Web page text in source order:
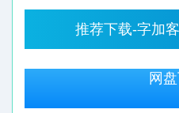
推荐下载-字加
网